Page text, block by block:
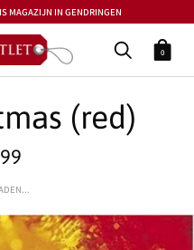
MAGAZIJN IN GENDRINGEN
0
(red)